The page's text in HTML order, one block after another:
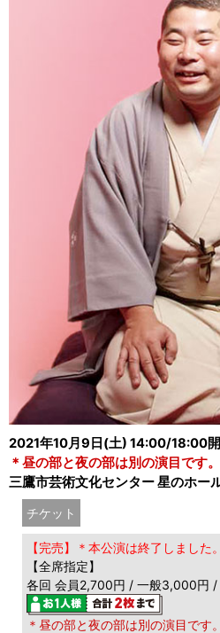
2021年10月9日(土) 14:00/18:00
＊昼の部と夜の部は別の演目です。
三鷹市芸術文化センター 星のホー
チケット
【完売】＊本公演は終了しまし
【全席指定】
各回 会員2,700円 / 一般3,000円 /
＊昼の部と夜の部は別の演目です。